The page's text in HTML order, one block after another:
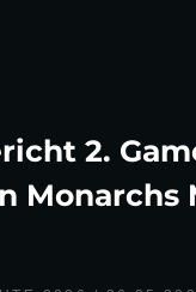
2.
Monarchs